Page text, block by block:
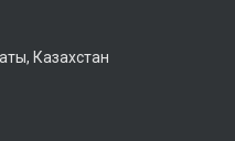
Казахстан